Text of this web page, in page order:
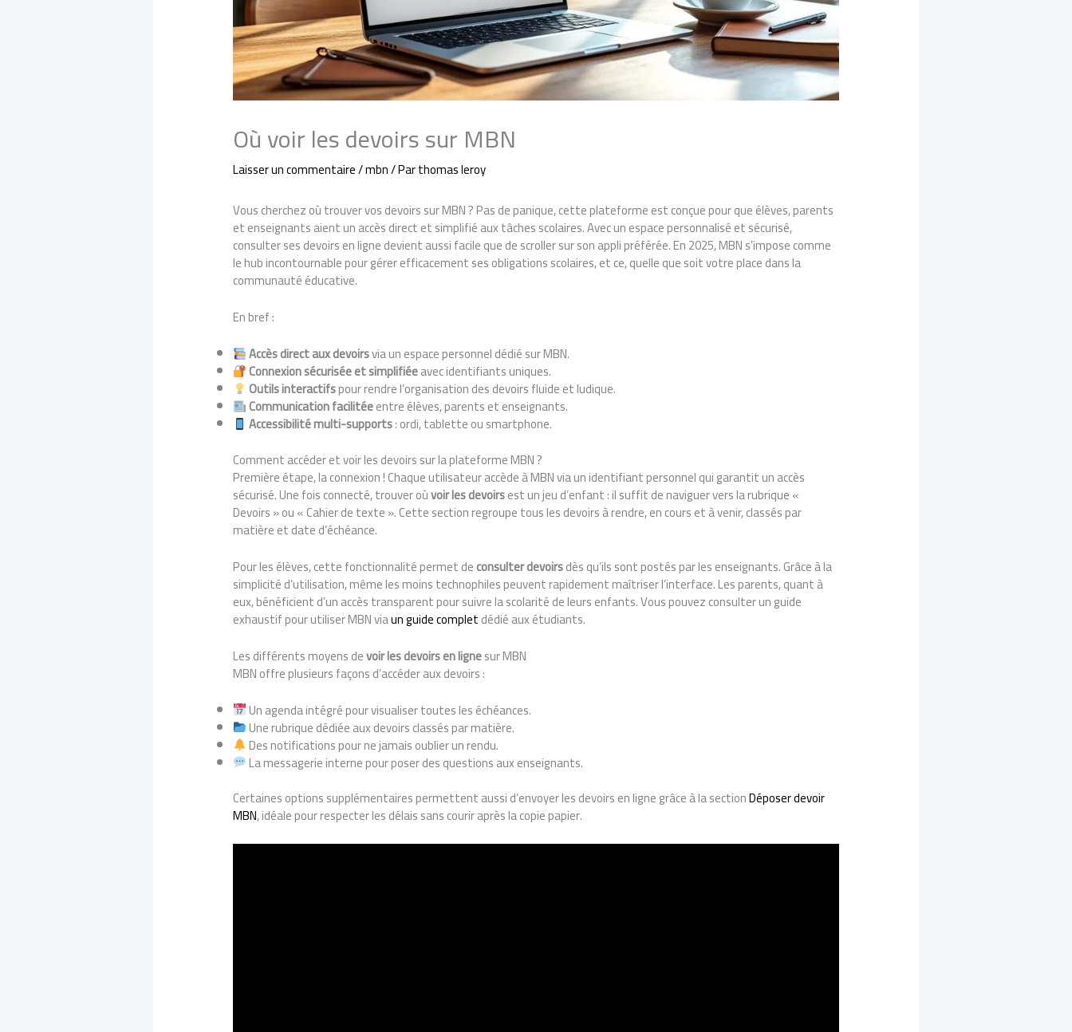
Où voir les devoirs sur MBN
Laisser un commentaire/mbn/ Parthomas leroy
Vous cherchez où trouver vos devoirs sur MBN ? Pas de panique, cette plateforme est conçue pour que élèves, parents
et enseignants aient un accès direct et simplifié aux tâches scolaires. Avec un espace personnalisé et sécurisé,
consulter ses devoirs en ligne devient aussi facile que de scroller sur son appli préférée. En 2025, MBN s’impose comme
le hub incontournable pour gérer efficacement ses obligations scolaires, et ce, quelle que soit votre place dans la
communauté éducative.
En bref :
Accès direct aux devoirsvia un espace personnel dédié sur MBN.
Connexion sécurisée et simplifiéeavec identifiants uniques.
Outils interactifspour rendre l’organisation des devoirs fluide et ludique.
Communication facilitéeentre élèves, parents et enseignants.
Accessibilité multi-supports: ordi, tablette ou smartphone.
Comment accéder et voir les devoirs sur la plateforme MBN ?
Première étape, la connexion ! Chaque utilisateur accède à MBN via un identifiant personnel qui garantit un accès
sécurisé. Une fois connecté, trouver oùvoir les devoirsest un jeu d’enfant : il suffit de naviguer vers la rubrique «
Devoirs » ou « Cahier de texte ». Cette section regroupe tous les devoirs à rendre, en cours et à venir, classés par
matière et date d’échéance.
Pour les élèves, cette fonctionnalité permet deconsulter devoirsdès qu’ils sont postés par les enseignants. Grâce à la
simplicité d’utilisation, même les moins technophiles peuvent rapidement maîtriser l’interface. Les parents, quant à
eux, bénéficient d’un accès transparent pour suivre la scolarité de leurs enfants. Vous pouvez consulter un guide
exhaustif pour utiliser MBN viaun guide completdédié aux étudiants.
Les différents moyens devoir les devoirs en lignesur MBN
MBN offre plusieurs façons d’accéder aux devoirs :
Un agenda intégré pour visualiser toutes les échéances.
Une rubrique dédiée aux devoirs classés par matière.
Des notifications pour ne jamais oublier un rendu.
La messagerie interne pour poser des questions aux enseignants.
Certaines options supplémentaires permettent aussi d’envoyer les devoirs en ligne grâce à la sectionDéposer devoir
MBN, idéale pour respecter les délais sans courir après la copie papier.